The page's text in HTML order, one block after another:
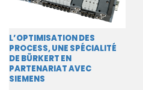
L’OPTIMISATION DES
PROCESS, UNE SPÉCIALITÉ
DE BÜRKERT EN
PARTENARIAT AVEC
SIEMENS